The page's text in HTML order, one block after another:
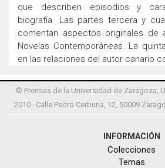
que describen episodios y
biografía. Las partes tercera y
comentan aspectos originales de
Novelas Contemporáneas. La
en las relaciones del autor canario
© Prensas de la Universidad de Zaragoza,
2010 · Calle Pedro Cerbuna, 12, 50009
INFORMACIÓN
Colecciones
Temas